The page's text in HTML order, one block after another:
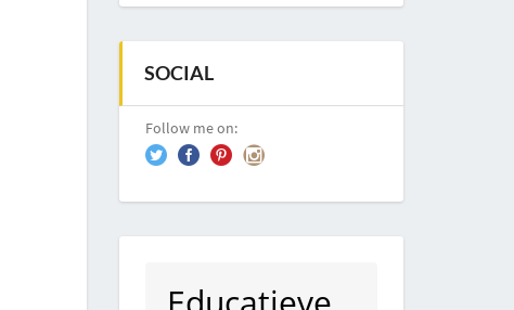
SOCIAL
Follow me on: